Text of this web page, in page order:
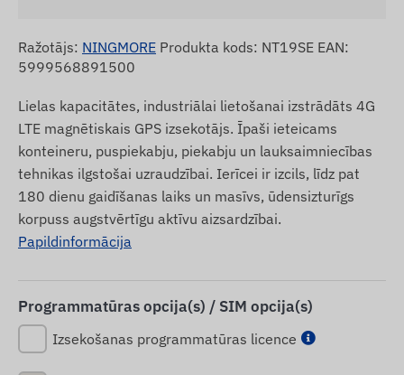
Ražotājs: NINGMORE Produkta kods: NT19SE EAN:
5999568891500
Lielas kapacitātes, industriālai lietošanai izstrādāts 4G
LTE magnētiskais GPS izsekotājs. Īpaši ieteicams
konteineru, puspiekabju, piekabju un lauksaimniecības
tehnikas ilgstošai uzraudzībai. Ierīcei ir izcils, līdz pat
180 dienu gaidīšanas laiks un masīvs, ūdensizturīgs
korpuss augstvērtīgu aktīvu aizsardzībai.
Papildinformācija
Programmatūras opcija(s) / SIM opcija(s)
Izsekošanas programmatūras licence